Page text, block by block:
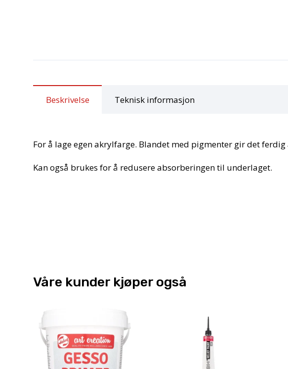
Beskrivelse Teknisk informasjon
For å lage egen akrylfarge. Blandet med pigmenter gir det
Kan også brukes for å redusere absorberingen til underlaget.
Våre kunder kjøper også